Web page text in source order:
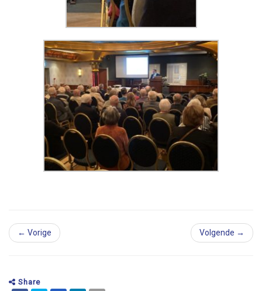
← Vorige Volgende →
Share